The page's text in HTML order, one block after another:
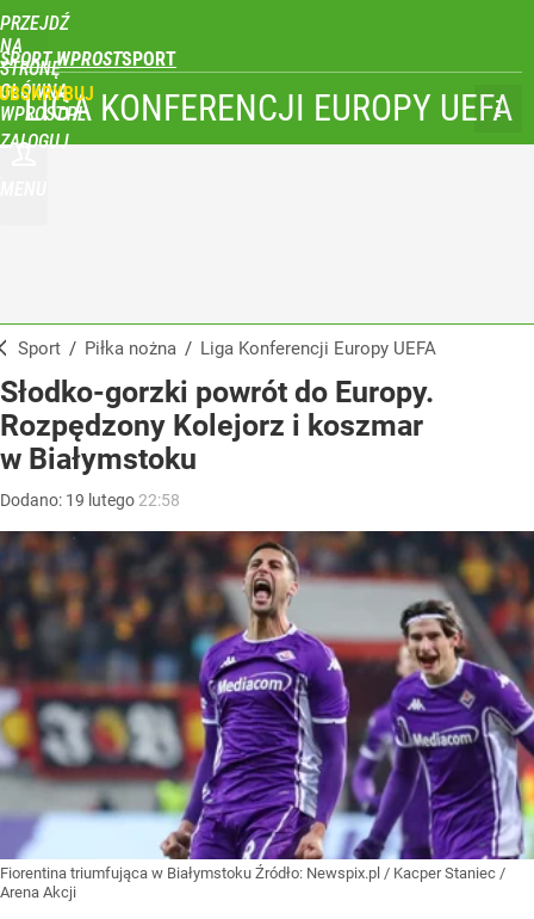
PRZEJDŹ
NA
STRONĘ
GŁÓWNĄ
WPROST.PL
SPORT WPROST
ZALOGUJ
LIGA KONFERENCJI EUROPY UEFA
Sport / Piłka nożna / Liga Konferencji Europy UEFA
Słodko-gorzki powrót do Europy.
Rozpędzony Kolejorz i koszmar
w Białymstoku
Dodano: 19 lutego 22:58
Fiorentina triumfująca w Białymstoku Źródło: Newspix.pl / Kacper Staniec /
Arena Akcji